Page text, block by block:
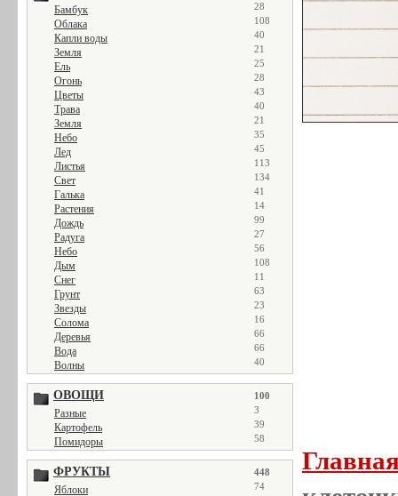
Бамбук 28
Облака 108
Капли воды 40
Земля 21
Ель 25
Огонь 28
Цветы 43
Трава 40
Земля 21
Небо 35
Лед 45
Листья 113
Свет 134
Галька 41
Растения 14
Дождь 99
Радуга 27
Небо 56
Дым 108
Снег 11
Грунт 63
Звезды 23
Солома 16
Деревья 66
Вода 66
Волны 40
ОВОЩИ 100
Разные 3
Картофель 39
Помидоры 58
ФРУКТЫ 448
Яблоки 74